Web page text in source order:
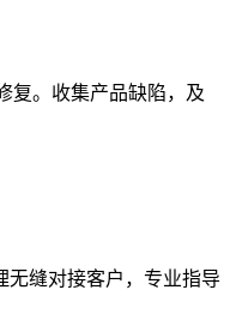
复。收集产品缺陷，及
无缝对接客户，专业指导